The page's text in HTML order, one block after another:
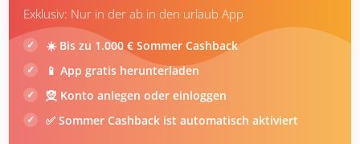
Exklusiv: Nur in der ab in den urlaub App
☀️ Bis zu 1.000 € Sommer Cashback
📱 App gratis herunterladen
🧝 Konto anlegen oder einloggen
✅ Sommer Cashback ist automatisch aktiviert